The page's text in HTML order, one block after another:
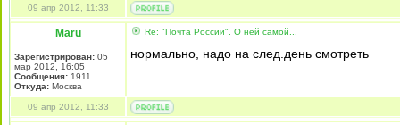
09 апр 2012, 11:33
Maru
Зарегистрирован: 05
мар 2012, 16:05
Сообщения: 1911
Откуда: Москва
Re: "Почта России". О ней самой...
нормально, надо на след.день смотреть
09 апр 2012, 11:33